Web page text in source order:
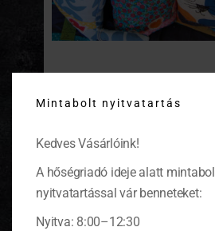
kis figuráit. Létrehozta a
Mintabolt nyitvatartás
Kedves Vásárlóink!
A hőségriadó ideje alatt
nyitvatartással vár benneteket:
Nyitva: 8:00–12:30